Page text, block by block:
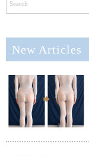
New Articles